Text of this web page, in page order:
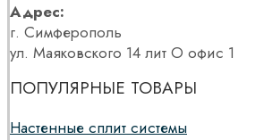
Адрес:
г. Симферополь
ул. Маяковского 14 лит О офис 1
ПОПУЛЯРНЫЕ ТОВАРЫ
Настенные сплит системы